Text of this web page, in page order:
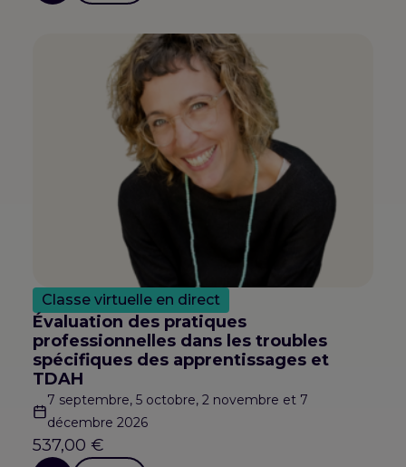
Classe virtuelle en direct
Évaluation des pratiques
professionnelles dans les troubles
spécifiques des apprentissages et
TDAH
7 septembre, 5 octobre, 2 novembre et 7
décembre 2026
537,00 €